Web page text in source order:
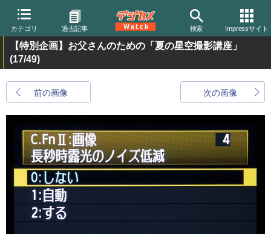
カテゴリ 過去記事 検索 Impressサイト
【特別企画】お父さんのための「夏の星空撮影講座」
(17/49)
前の画像 次の画像